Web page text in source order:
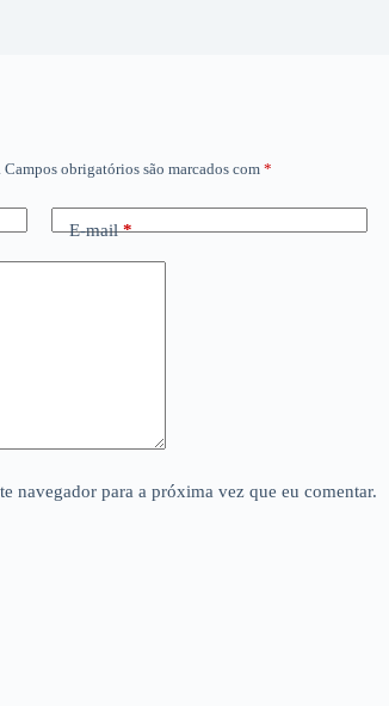
Campos obrigatórios são marcados com *
E-mail*
navegador para a próxima vez que eu comentar.